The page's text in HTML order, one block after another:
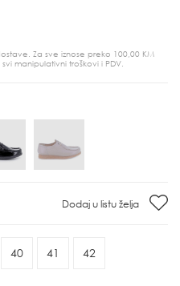
Za sve iznose preko 100,00 KM
manipulativni troškovi i PDV.
Dodaj u listu želja
40 41 42